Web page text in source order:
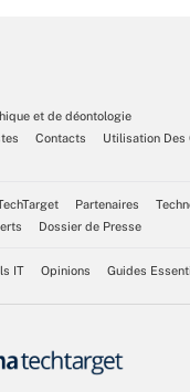
et de déontologie
Contacts
Utilisation Des
Partenaires
Dossier de Presse
IT Opinions Guides